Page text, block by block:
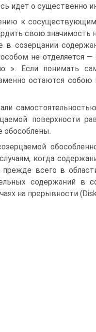
идет о существенно
к
свою значимость
в созерцании
не отделяется
». Если понимать
остаются собою
поверхности
обособлены.
когда
всего в
содержаний в
на прерывности